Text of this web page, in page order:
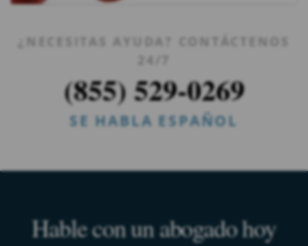
¿NECESITAS AYUDA? CONTÁCTENOS
24/7
(855) 529-0269
SE HABLA ESPAÑOL
Hable con un abogado hoy